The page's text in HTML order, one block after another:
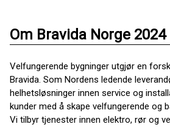
Om Bravida Norge 2024
Velfungerende bygninger utgjør en
Bravida. Som Nordens ledende
helhetsløsninger innen service og
kunder med å skape velfungerende og
Vi tilbyr tjenester innen elektro, rør og